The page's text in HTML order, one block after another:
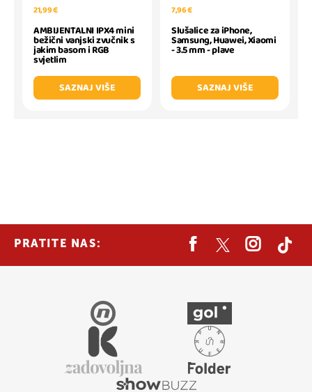
21,99 €
AMBIJENTALNI IPX4 mini
bežični vanjski zvučnik s
jakim basom i RGB
svjetlim
SAZNAJ VIŠE
7,96 €
Slušalice za iPhone,
Samsung, Huawei, Xiaomi
- 3.5 mm - plave
SAZNAJ VIŠE
PRATITE NAS: